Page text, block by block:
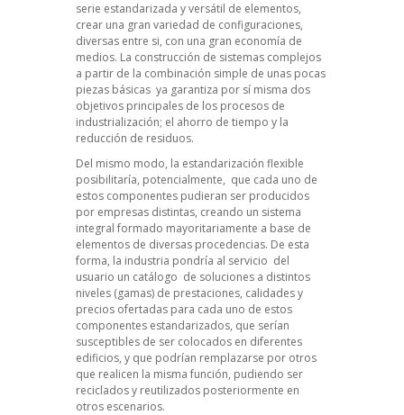
serie estandarizada y versátil de elementos,
crear una gran variedad de configuraciones,
diversas entre si, con una gran economía de
medios. La construcción de sistemas complejos
a partir de la combinación simple de unas pocas
piezas básicas ya garantiza por sí misma dos
objetivos principales de los procesos de
industrialización; el ahorro de tiempo y la
reducción de residuos.
Del mismo modo, la estandarización flexible
posibilitaría, potencialmente, que cada uno de
estos componentes pudieran ser producidos
por empresas distintas, creando un sistema
integral formado mayoritariamente a base de
elementos de diversas procedencias. De esta
forma, la industria pondría al servicio del
usuario un catálogo de soluciones a distintos
niveles (gamas) de prestaciones, calidades y
precios ofertadas para cada uno de estos
componentes estandarizados, que serían
susceptibles de ser colocados en diferentes
edificios, y que podrían remplazarse por otros
que realicen la misma función, pudiendo ser
reciclados y reutilizados posteriormente en
otros escenarios.